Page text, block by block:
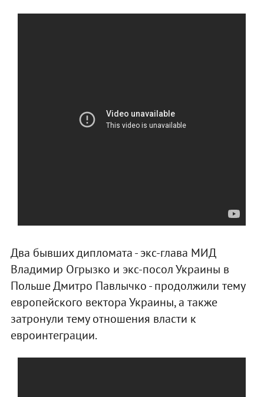
Два бывших дипломата - экс-глава МИД
Владимир Огрызко и экс-посол Украины в
Польше Дмитро Павлычко - продолжили тему
европейского вектора Украины, а также
затронули тему отношения власти к
евроинтеграции.